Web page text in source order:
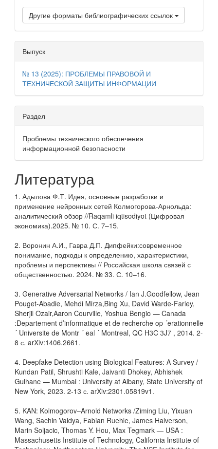
Другие форматы библиографических ссылок
Выпуск
№ 13 (2025): ПРОБЛЕМЫ ПРАВОВОЙ И
ТЕХНИЧЕСКОЙ ЗАЩИТЫ ИНФОРМАЦИИ
Раздел
Проблемы технического обеспечения
информационной безопасности
Литература
1. Адылова Ф.Т. Идея, основные разработки и
применение нейронных сетей Колмогорова-Арнольда:
аналитический обзор //Raqamli iqtisodiyot (Цифровая
экономика).2025. № 10. С. 7–15.
2. Воронин А.И., Гавра Д.П. Дипфейки:современное
понимание, подходы к определению, характеристики,
проблемы и перспективы // Российская школа связей с
общественностью. 2024. № 33. С. 10–16.
3. Generative Adversarial Networks / Ian J.Goodfellow, Jean
Pouget-Abadie, Mehdi Mirza,Bing Xu, David Warde-Farley,
Sherjil Ozair,Aaron Courville, Yoshua Bengio — Canada
:Departement d’informatique et de recherche op ´erationnelle
´ Universite de Montr ´ eal ´ Montreal, QC H3C 3J7 , 2014. 2-
8 с. arXiv:1406.2661.
4. Deepfake Detection using Biological Features: A Survey /
Kundan Patil, Shrushti Kale, Jaivanti Dhokey, Abhishek
Gulhane — Mumbai : University at Albany, State University of
New York, 2023. 2-13 с. arXiv:2301.05819v1.
5. KAN: Kolmogorov–Arnold Networks /Ziming Liu, Yixuan
Wang, Sachin Vaidya, Fabian Ruehle, James Halverson,
Marin Soljacic, Thomas Y. Hou, Max Tegmark — USA :
Massachusetts Institute of Technology, California Institute of